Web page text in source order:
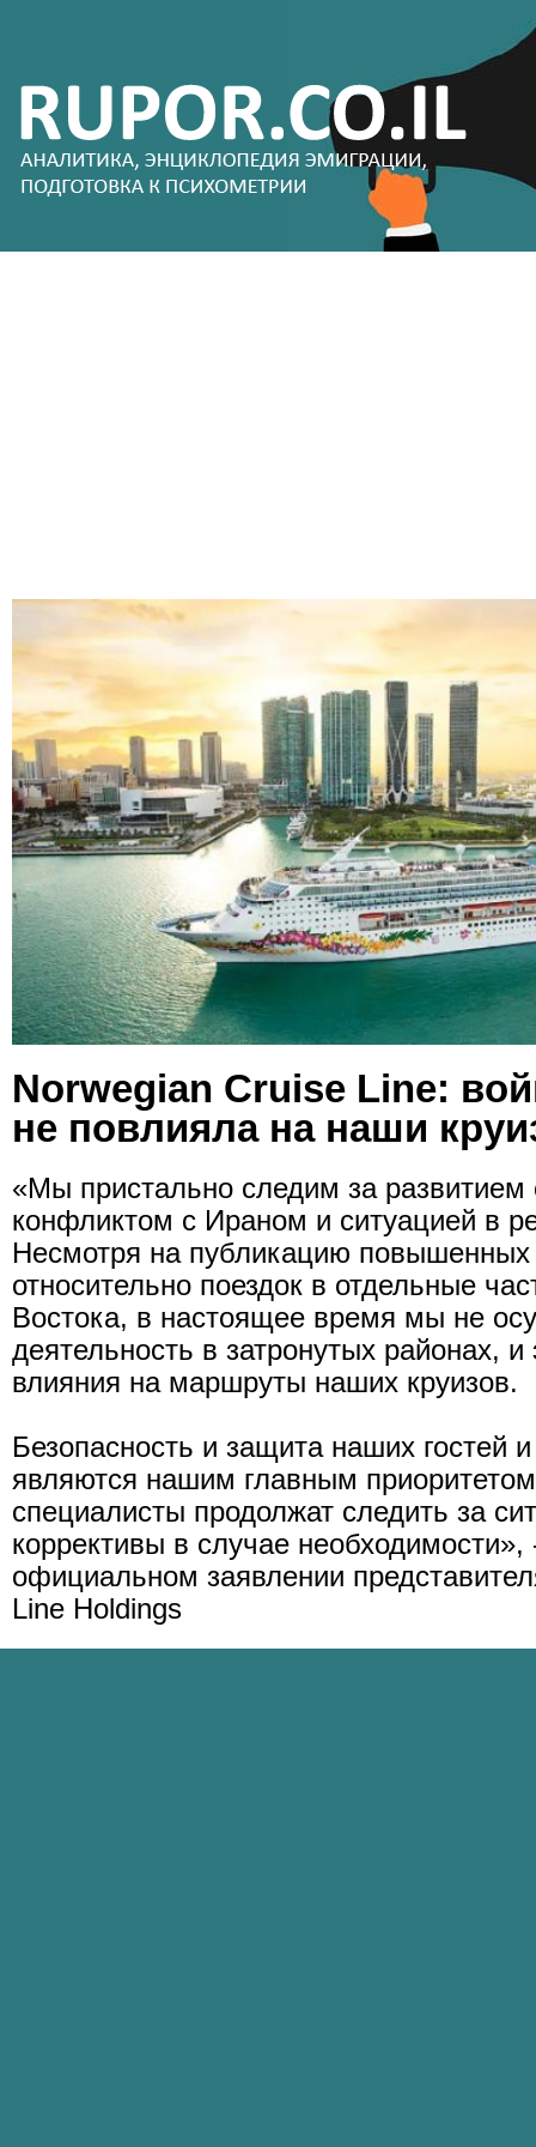
Norwegian Cruise Line:
не повлияла на наши
«Мы пристально следим за развитием
конфликтом с Ираном и ситуацией в
Несмотря на публикацию повышенных
относительно поездок в отдельные
Востока, в настоящее время мы не
деятельность в затронутых районах, и
влияния на маршруты наших круизов.
Безопасность и защита наших гостей
являются нашим главным
специалисты продолжат следить за
коррективы в случае необходимости»,
официальном заявлении
Line Holdings